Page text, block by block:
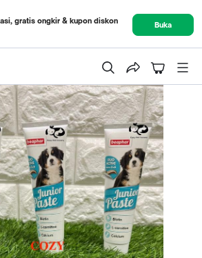
gratis ongkir & kupon diskon
Buka